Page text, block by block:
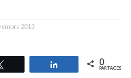
2013
Partagez 0
PARTAGES